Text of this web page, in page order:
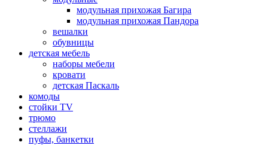
модульная прихожая Багира
модульная прихожая Пандора
вешалки
обувницы
детская мебель
наборы мебели
кровати
детская Паскаль
комоды
стойки TV
трюмо
стеллажи
пуфы, банкетки